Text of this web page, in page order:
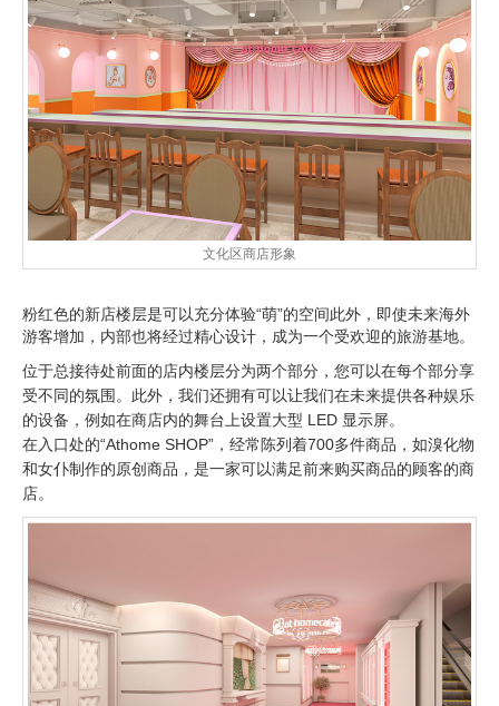
文化区商店形象
粉红色的新店楼层是可以充分体验“萌”的空间此外，即使未来海外
游客增加，内部也将经过精心设计，成为一个受欢迎的旅游基地。
位于总接待处前面的店内楼层分为两个部分，您可以在每个部分享
受不同的氛围。此外，我们还拥有可以让我们在未来提供各种娱乐
的设备，例如在商店内的舞台上设置大型 LED 显示屏。
在入口处的“Athome SHOP”，经常陈列着700多件商品，如溴化物
和女仆制作的原创商品，是一家可以满足前来购买商品的顾客的商
店。